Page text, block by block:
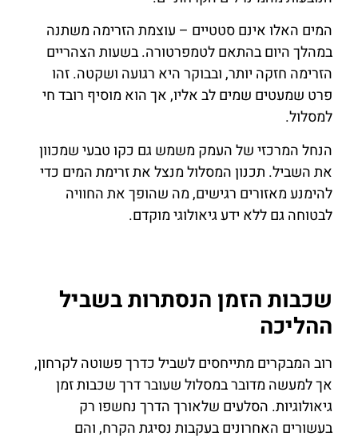
המים האלו אינם סטטיים – עוצמת הזרימה משתנה
במהלך היום בהתאם לטמפרטורה. בשעות הצהריים
הזרימה חזקה יותר, ובבוקר היא רגועה ושקטה. זהו
פרט שמעטים שמים לב אליו, אך הוא מוסיף רובד חי
למסלול.
הנחל המרכזי של העמק משמש גם כקו טבעי שמכוון
את השביל. תכנון המסלול מנצל את זרימת המים כדי
להימנע מאזורים רגישים, מה שהופך את החוויה
לבטוחה גם ללא ידע גיאולוגי מוקדם.
שכבות הזמן הנסתרות בשביל
ההליכה
רוב המבקרים מתייחסים לשביל כדרך פשוטה לקרחון,
אך למעשה מדובר במסלול שעובר דרך שכבות זמן
גיאולוגיות. הסלעים שלאורך הדרך נחשפו רק
בעשורים האחרונים בעקבות נסיגת הקרח, והם